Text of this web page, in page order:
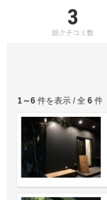
3
総クチコミ数
1～6 件を表示 / 全 6 件